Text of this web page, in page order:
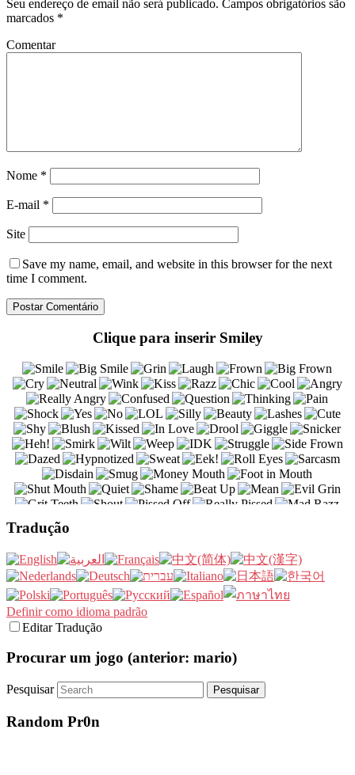
Seu endereço de email não será publicado. Campos obrigatórios são
marcados *
Comentar
Nome *
E-mail *
Site
Save my name, email, and website in this browser for the next
time I comment.
Clique para inserir Smiley
Tradução
Definir como idioma padrão
Editar Tradução
Procurar um jogo (anterior: mario)
Pesquisar
Random Pr0n